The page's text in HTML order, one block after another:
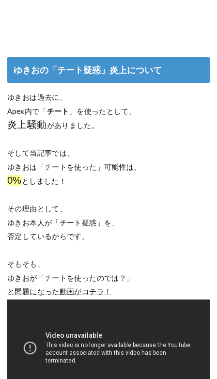
ゆきおの「チート疑惑」炎上について
ゆきおは過去に、
Apex内で「チート 」を使ったとして、
炎上騒動がありました。
そして当記事では、
ゆきおは「チートを使った」可能性は、
0% としました！
その理由として、
ゆきお本人が「チート疑惑」を、
否定しているからです。
そもそも、
ゆきおが「チートを使ったのでは？」
と問題になった動画がコチラ！